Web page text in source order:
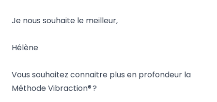
Je nous souhaite le meilleur,
Hélène
Vous souhaitez connaitre plus en profondeur la
Méthode Vibraction® ?